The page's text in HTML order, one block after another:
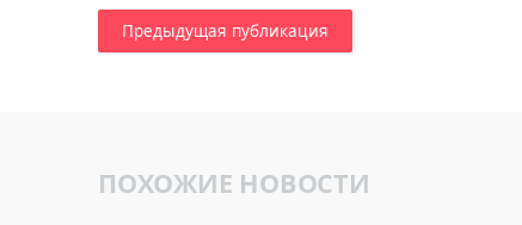
Предыдущая публикация
ПОХОЖИЕ НОВОСТИ